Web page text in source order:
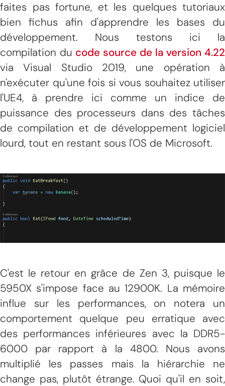
faites pas fortune, et les quelques tutoriaux
bien fichus afin d'apprendre les bases du
développement. Nous testons ici la
compilation du code source de la version 4.22
via Visual Studio 2019, une opération à
n'exécuter qu'une fois si vous souhaitez utiliser
l'UE4, à prendre ici comme un indice de
puissance des processeurs dans des tâches
de compilation et de développement logiciel
lourd, tout en restant sous l'OS de Microsoft.
C'est le retour en grâce de Zen 3, puisque le
5950X s'impose face au 12900K. La mémoire
influe sur les performances, on notera un
comportement quelque peu erratique avec
des performances inférieures avec la DDR5-
6000 par rapport à la 4800. Nous avons
multiplié les passes mais la hiérarchie ne
change pas, plutôt étrange. Quoi qu'il en soit,